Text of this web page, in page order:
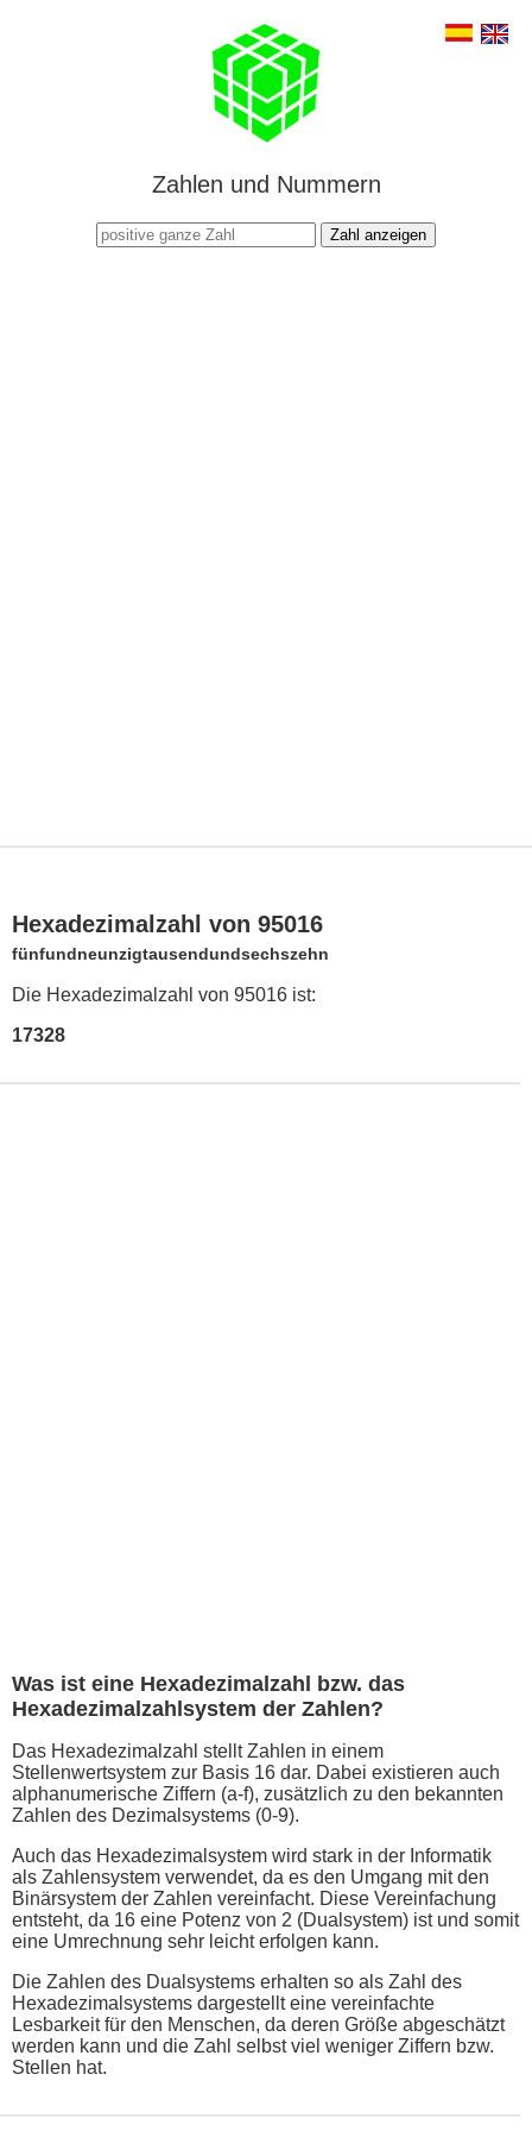
Zahlen und Nummern
Zahl anzeigen
Hexadezimalzahl von 95016
fünfundneunzigtausendundsechszehn
Die Hexadezimalzahl von 95016 ist:
17328
Was ist eine Hexadezimalzahl bzw. das
Hexadezimalzahlsystem der Zahlen?
Das Hexadezimalzahl stellt Zahlen in einem
Stellenwertsystem zur Basis 16 dar. Dabei existieren auch
alphanumerische Ziffern (a-f), zusätzlich zu den bekannten
Zahlen des Dezimalsystems (0-9).
Auch das Hexadezimalsystem wird stark in der Informatik
als Zahlensystem verwendet, da es den Umgang mit den
Binärsystem der Zahlen vereinfacht. Diese Vereinfachung
entsteht, da 16 eine Potenz von 2 (Dualsystem) ist und somit
eine Umrechnung sehr leicht erfolgen kann.
Die Zahlen des Dualsystems erhalten so als Zahl des
Hexadezimalsystems dargestellt eine vereinfachte
Lesbarkeit für den Menschen, da deren Größe abgeschätzt
werden kann und die Zahl selbst viel weniger Ziffern bzw.
Stellen hat.